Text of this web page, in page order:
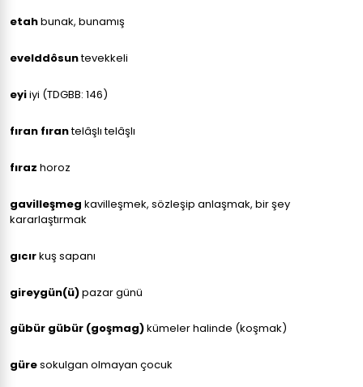
etahbunak, bunamış
evelddôsuntevekkeli
eyiiyi (TDGBB: 146)
fıran fırantelâşlı telâşlı
fıraz horoz
gavilleşmeg kavilleşmek, sözleşip anlaşmak, bir şey
kararlaştırmak
gıcırkuş sapanı
gireygün(ü)pazar günü
gübür gübür (goşmag)kümeler halinde (koşmak)
güresokulgan olmayan çocuk